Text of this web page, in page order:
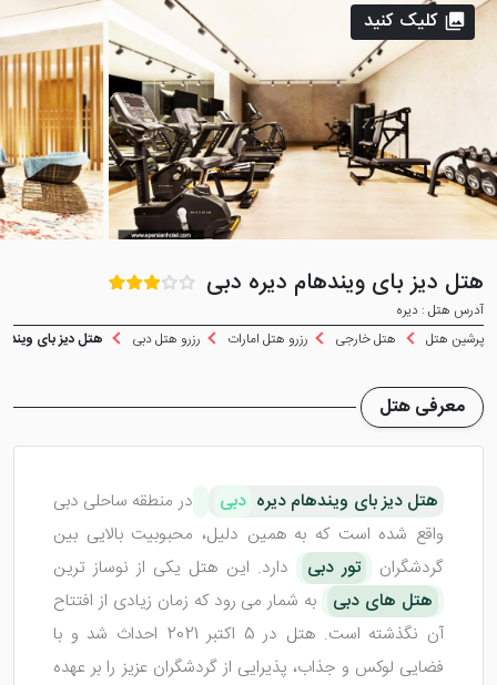
هتل دیز بای ویندهام دیره دبی
آدرس هتل : دیره
پرشین هتل
هتل خارجی رزرو هتل امارات رزرو هتل دبی هتل دیز بای
کلیک کنید
معرفی هتل
هتل دیز بای ویندهام دیره دبی
در منطقه ساحلی دبی
واقع شده است که به همین دلیل، محبوبیت بالایی بین
گردشگران
تور دبی
دارد. این هتل یکی از نوساز ترین
هتل های دبی
به شمار می رود که زمان زیادی از افتتاح
آن نگذشته است. هتل در 5 اکتبر 2021 احداث شد و با
فضایی لوکس و جذاب، پذیرایی از گردشگران عزیز را بر عهده